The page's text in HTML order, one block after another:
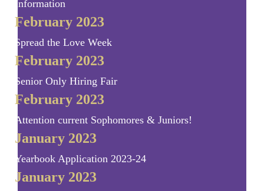
Information
February 2023
Spread the Love Week
February 2023
Senior Only Hiring Fair
February 2023
Attention current Sophomores & Juniors!
January 2023
Yearbook Application 2023-24
January 2023